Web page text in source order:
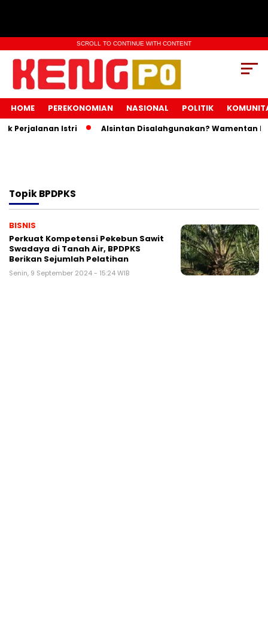
SCROLL TO CONTINUE WITH CONTENT
HOME PEREKONOMIAN NASIONAL POLITIK
Perjalanan Istri Alsintan Disalahgunakan? Wamentan
TopikBPDPKS
BISNIS
Perkuat Kompetensi Pekebun Sawit
Swadaya di Tanah Air, BPDPKS
Berikan Sejumlah Pelatihan
Senin, 9 September 2024 - 15:24 WIB